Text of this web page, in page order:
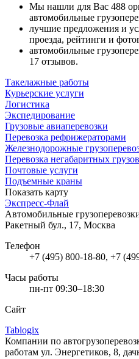
Мы нашли для Вас 488
автомобильные
лучшие предложения и
проезда, рейтинги и
автомобильные
17 отзывов.
Такелажные работы
Курьерские услуги
Логистика
Экспедирование
Грузовые авиаперевозки
Перевозка рефрижераторами
Железнодорожные
Перевозка негабаритных грузов
Почтовые услуги
Подъемные краны
Показать карту
Экспресс-Флай
Автомобильные
Ракетный бул., 17, Москва
Телефон
+7 (495) 800-18-80, +7
Часы работы
пн-пт 09:30–18:30
Сайт
Tablogix
Компании по
работам ул. Энергетиков, 8,